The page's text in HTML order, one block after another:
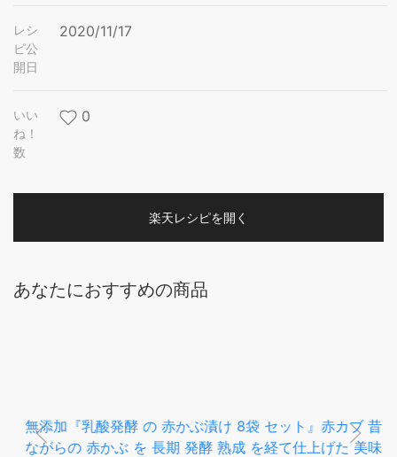
レシ
ピ公
開日
2020/11/17
いい
ね！
数
0
楽天レシピを開く
あなたにおすすめの商品
無添加『乳酸発酵 の 赤かぶ漬け 8袋 セット』赤カブ 昔
ながらの 赤かぶ を 長期 発酵 熟成 を経て仕上げた 美味